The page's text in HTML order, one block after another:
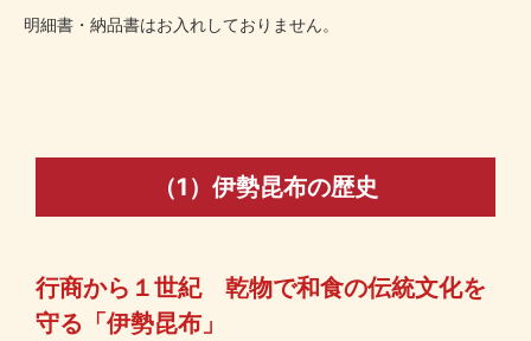
明細書・納品書はお入れしておりません。
（1）伊勢昆布の歴史
行商から１世紀 乾物で和食の伝統文化を
守る「伊勢昆布」